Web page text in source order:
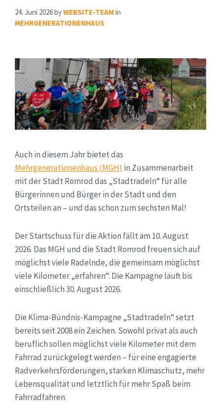
24. Juni 2026byWEBSITE-TEAMin
MEHRGENERATIONENHAUS
Auch in diesem Jahr bietet das
Mehrgenerationenhaus (MGH) in Zusammenarbeit
mit der Stadt Romrod das „Stadtradeln“ für alle
Bürgerinnen und Bürger in der Stadt und den
Ortsteilen an – und das schon zum sechsten Mal!
Der Startschuss für die Aktion fällt am 10. August
2026. Das MGH und die Stadt Romrod freuen sich auf
möglichst viele Radelnde, die gemeinsam möglichst
viele Kilometer „erfahren“. Die Kampagne läuft bis
einschließlich 30. August 2026.
Die Klima-Bündnis-Kampagne „Stadtradeln“ setzt
bereits seit 2008 ein Zeichen. Sowohl privat als auch
beruflich sollen möglichst viele Kilometer mit dem
Fahrrad zurückgelegt werden – für eine engagierte
Radverkehrsförderungen, starken Klimaschutz, mehr
Lebensqualität und letztlich für mehr Spaß beim
Fahrradfahren.